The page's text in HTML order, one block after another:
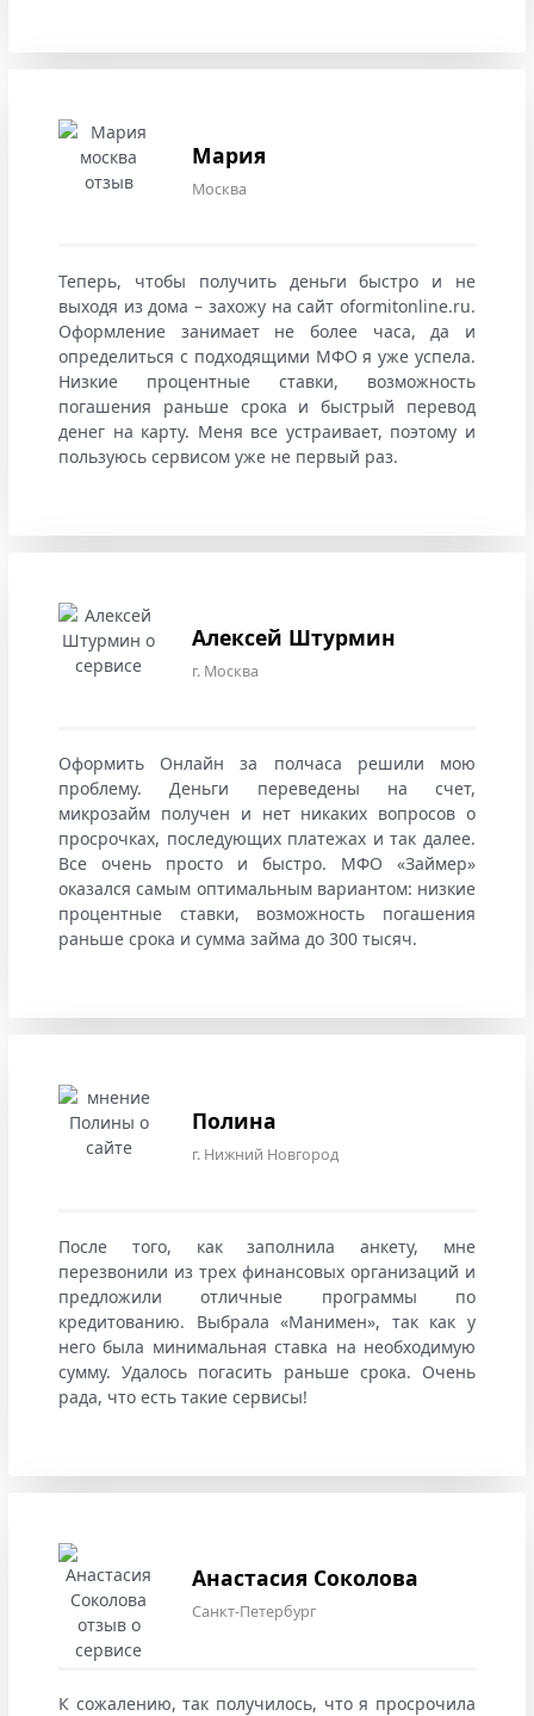
Мария
Москва
Теперь, чтобы получить деньги быстро и не
выходя из дома – захожу на сайт oformitonline.ru.
Оформление занимает не более часа, да и
определиться с подходящими МФО я уже успела.
Низкие процентные ставки, возможность
погашения раньше срока и быстрый перевод
денег на карту. Меня все устраивает, поэтому и
пользуюсь сервисом уже не первый раз.
Алексей Штурмин
г. Москва
Оформить Онлайн за полчаса решили мою
проблему. Деньги переведены на счет,
микрозайм получен и нет никаких вопросов о
просрочках, последующих платежах и так далее.
Все очень просто и быстро. МФО «Займер»
оказался самым оптимальным вариантом: низкие
процентные ставки, возможность погашения
раньше срока и сумма займа до 300 тысяч.
Полина
г. Нижний Новгород
После того, как заполнила анкету, мне
перезвонили из трех финансовых организаций и
предложили отличные программы по
кредитованию. Выбрала «Манимен», так как у
него была минимальная ставка на необходимую
сумму. Удалось погасить раньше срока. Очень
рада, что есть такие сервисы!
Анастасия Соколова
Санкт-Петербург
К сожалению, так получилось, что я просрочила